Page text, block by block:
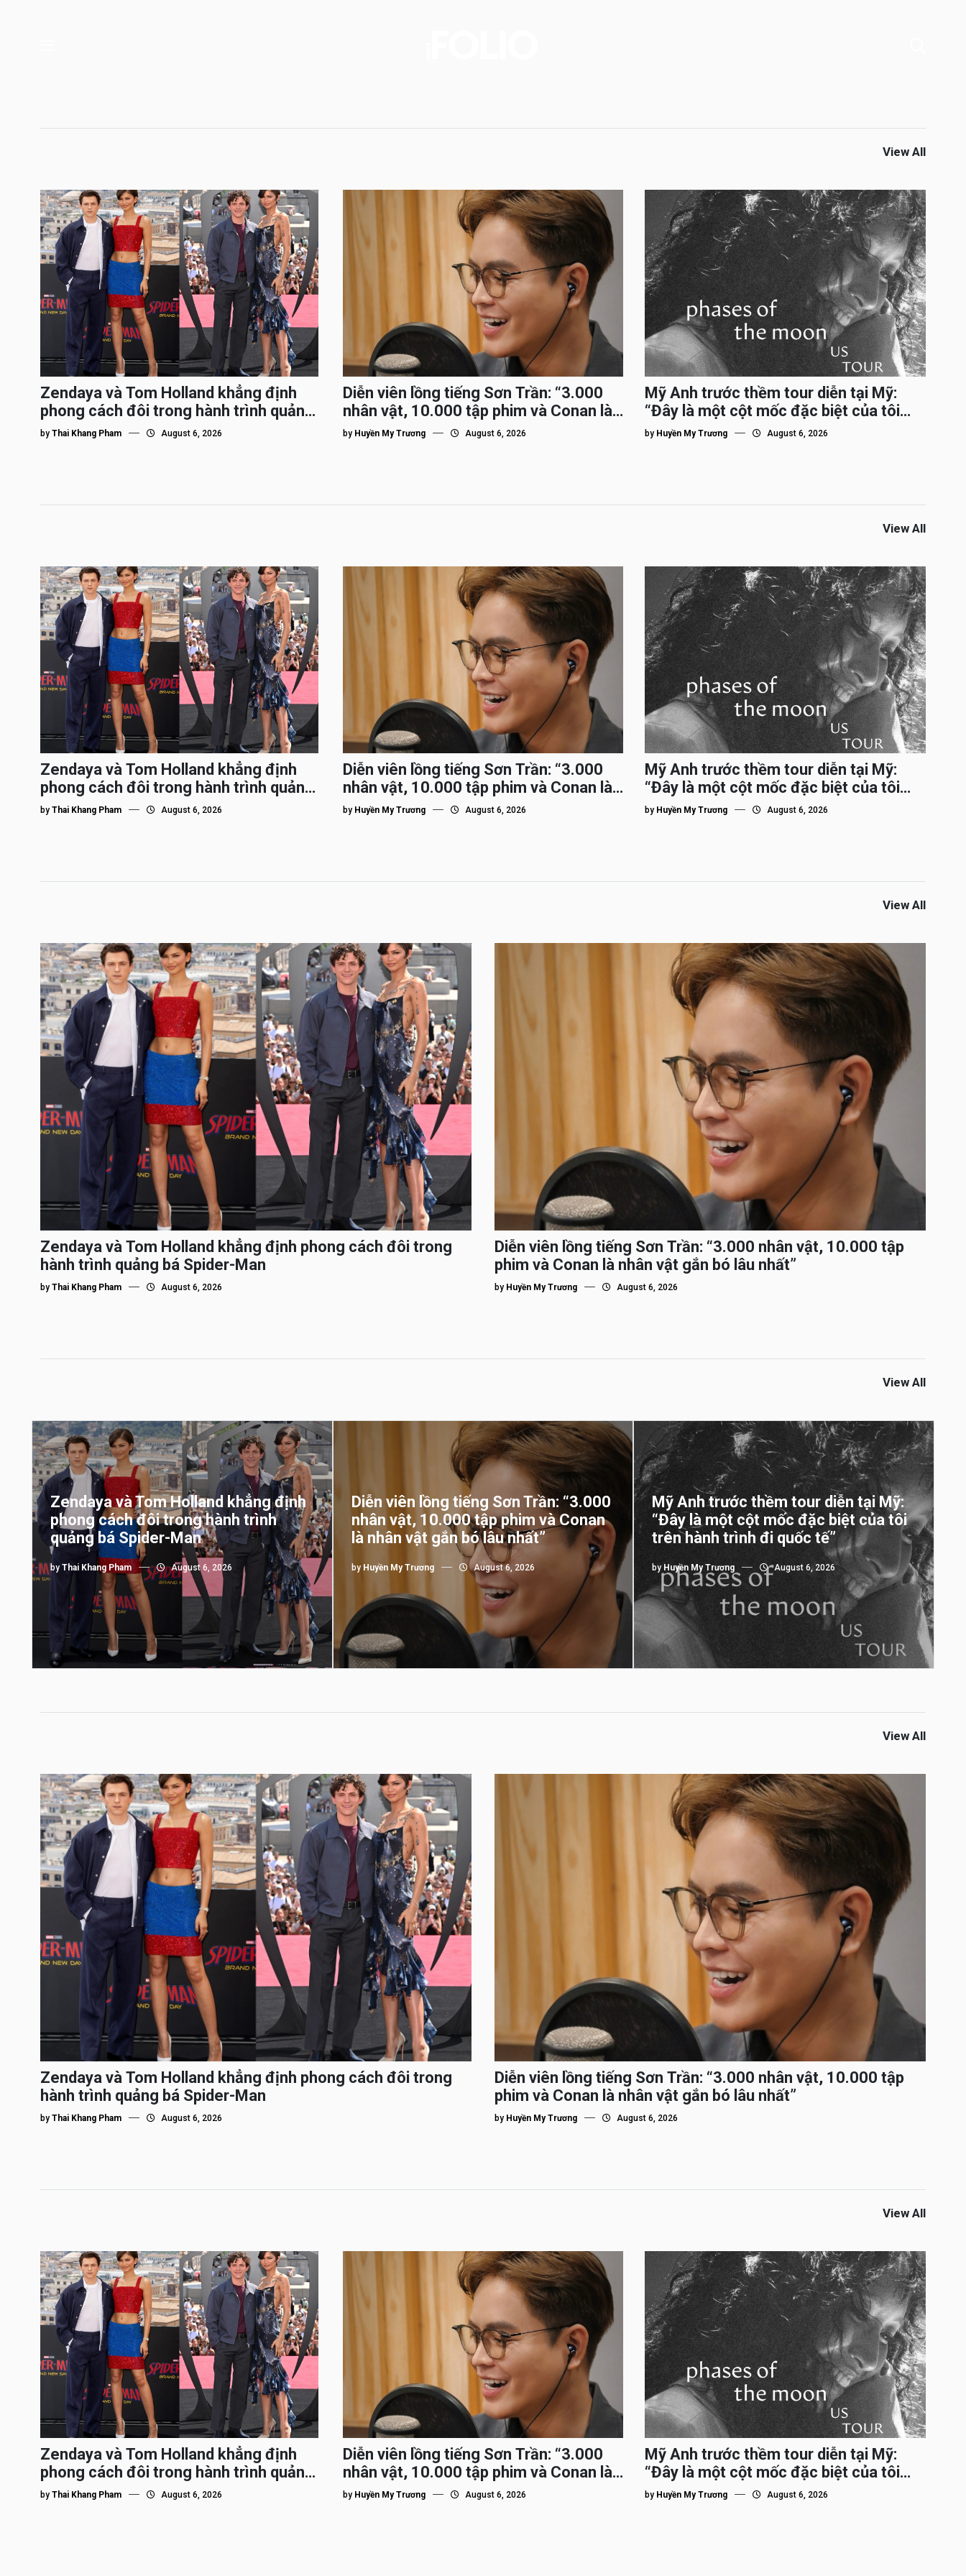
View All
Zendaya và Tom Holland khẳng định
phong cách đôi trong hành trình quảng
bá Spider-Man
by Thai Khang Pham August 6, 2026
Diễn viên lồng tiếng Sơn Trần: “3.000
nhân vật, 10.000 tập phim và Conan là
nhân vật gắn bó lâu nhất”
by Huyền My Trương August 6, 2026
Mỹ Anh trước thềm tour diễn tại Mỹ:
“Đây là một cột mốc đặc biệt của tôi
trên hành trình đi quốc tế”
by Huyền My Trương August 6, 2026
View All
Zendaya và Tom Holland khẳng định
phong cách đôi trong hành trình quảng
bá Spider-Man
by Thai Khang Pham August 6, 2026
Diễn viên lồng tiếng Sơn Trần: “3.000
nhân vật, 10.000 tập phim và Conan là
nhân vật gắn bó lâu nhất”
by Huyền My Trương August 6, 2026
Mỹ Anh trước thềm tour diễn tại Mỹ:
“Đây là một cột mốc đặc biệt của tôi
trên hành trình đi quốc tế”
by Huyền My Trương August 6, 2026
View All
Zendaya và Tom Holland khẳng định phong cách đôi trong
hành trình quảng bá Spider-Man
by Thai Khang Pham August 6, 2026
Diễn viên lồng tiếng Sơn Trần: “3.000 nhân vật, 10.000 tập
phim và Conan là nhân vật gắn bó lâu nhất”
by Huyền My Trương August 6, 2026
View All
Zendaya và Tom Holland khẳng định
phong cách đôi trong hành trình
quảng bá Spider-Man
by Thai Khang Pham August 6, 2026
Diễn viên lồng tiếng Sơn Trần: “3.000
nhân vật, 10.000 tập phim và Conan
là nhân vật gắn bó lâu nhất”
by Huyền My Trương August 6, 2026
Mỹ Anh trước thềm tour diễn tại Mỹ:
“Đây là một cột mốc đặc biệt của tôi
trên hành trình đi quốc tế”
by Huyền My Trương August 6, 2026
View All
Zendaya và Tom Holland khẳng định phong cách đôi trong
hành trình quảng bá Spider-Man
by Thai Khang Pham August 6, 2026
Diễn viên lồng tiếng Sơn Trần: “3.000 nhân vật, 10.000 tập
phim và Conan là nhân vật gắn bó lâu nhất”
by Huyền My Trương August 6, 2026
View All
Zendaya và Tom Holland khẳng định
phong cách đôi trong hành trình quảng
bá Spider-Man
by Thai Khang Pham August 6, 2026
Diễn viên lồng tiếng Sơn Trần: “3.000
nhân vật, 10.000 tập phim và Conan là
nhân vật gắn bó lâu nhất”
by Huyền My Trương August 6, 2026
Mỹ Anh trước thềm tour diễn tại Mỹ:
“Đây là một cột mốc đặc biệt của tôi
trên hành trình đi quốc tế”
by Huyền My Trương August 6, 2026